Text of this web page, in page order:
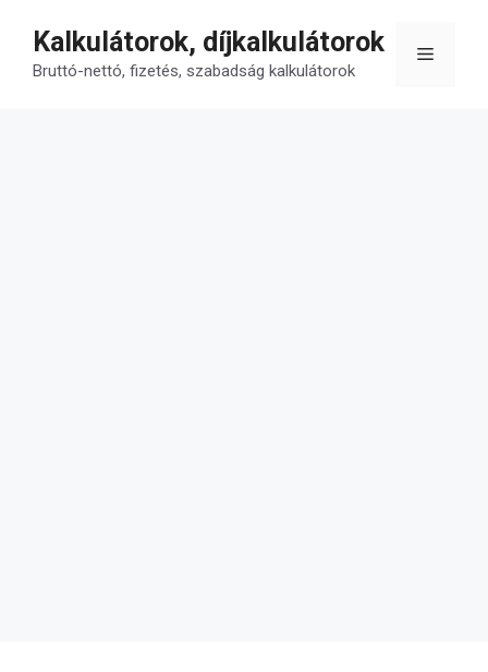
tartalomba
Kalkulátorok, díjkalkulátorok
Bruttó-nettó, fizetés, szabadság kalkulátorok
Menü